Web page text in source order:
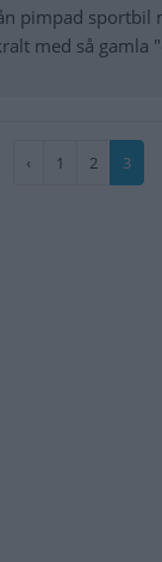
pimpad sportbil
med så gamla
Föregående
‹ Sida
1 Sida
2 3